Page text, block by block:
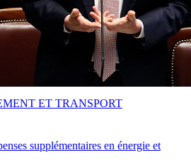
supplémentaires en énergie et
ET TRANSPORT